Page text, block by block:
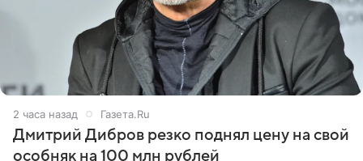
2 часа назад Газета.Ru
Дмитрий Дибров резко поднял цену на свой
особняк на 100 млн рублей